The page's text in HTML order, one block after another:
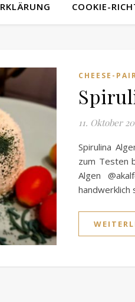
COOKIE-
CHEESE-
11. Oktober
Spirulina
zum Testen
Algen